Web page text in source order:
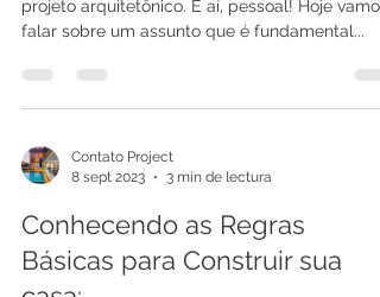
projeto arquitetônico. E aí, pessoal! Hoje vamos
falar sobre um assunto que é fundamental...
Contato Project
8 sept 2023
3 min de lectura
Conhecendo as Regras
Básicas para Construir sua